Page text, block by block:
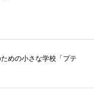
めの小さな学校「プテ